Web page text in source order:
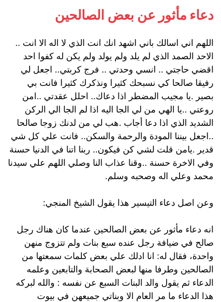
دعاء مأثور عن بعض الصالحين
اللهم اني اسالك باني اشهد انك انت الذي لا اله الا انت ..
الاحد الصمد الذي لم يلد ولم يولد ولم يكن له كفوا احد
اقضي حاجتي .. انسي وحدتي .. فرج كربتي.. اجعل لي
رفيقا صالحا كي نسبحك كثيرا ونذكرك كثيرا فانت بي
بصير .يا مجيب المضطر اذا دعاك.. احلل عقدتي ..امن
روعتي ..يا الهي من لي الجا اليه اذا لم الجا الي الركن
الشديد الذي اذا دعا أجاب .هب لي من لدنك زوجا صالحا
..اجعل بيننا المودة والرحمة والسكن.. فانت علي كل شي
قدير .يامن قلت لشي كن فيكون.. ربنا اتنا في الدنيا حسنة
وفي الاخرة حسنة ..وقنا عذاب النا وصلي اللهم علي سيدنا
محمد وعلي اله وصحبه وسلم.
وعن اصل دعاء التيسير هذا يقول الشيخ المنجي:
انه دعاء مأثور عن بعض الصالحين عندما كان هناك رجل
صالح في ضيافة رجل عنده سبع بنات ولم تتزوج منهن
واحدة، فقال له: انا ادلك علي بعض كلمات سمعتها من
الصالحين وطرفا منها لبعض الصحابة والتابعين وعلمه
الدعاء ثم يقول والد البنات السبع عن نفسه : والله لبركه
هذا الدعاء ما مر العام الا وبناتي جميعهن في بيوت